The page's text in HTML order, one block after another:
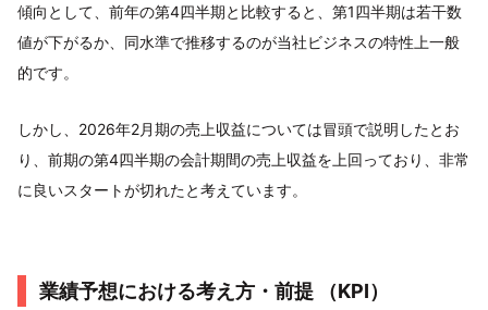
傾向として、前年の第4四半期と比較すると、第1四半期は若干数
値が下がるか、同水準で推移するのが当社ビジネスの特性上一般
的です。
しかし、2026年2月期の売上収益については冒頭で説明したとお
り、前期の第4四半期の会計期間の売上収益を上回っており、非常
に良いスタートが切れたと考えています。
業績予想における考え方・前提 （KPI）